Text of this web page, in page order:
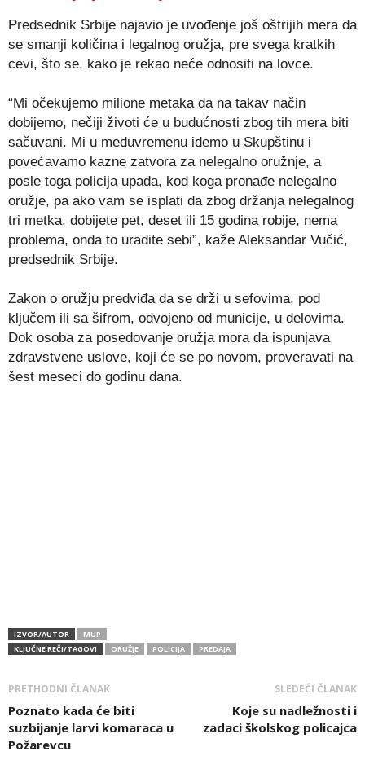
Predsednik Srbije najavio je uvođenje još oštrijih mera da
se smanji količina i legalnog oružja, pre svega kratkih
cevi, što se, kako je rekao neće odnositi na lovce.
“Mi očekujemo milione metaka da na takav način
dobijemo, nečiji životi će u budućnosti zbog tih mera biti
sačuvani. Mi u međuvremenu idemo u Skupštinu i
povećavamo kazne zatvora za nelegalno oružnje, a
posle toga policija upada, kod koga pronađe nelegalno
oružje, pa ako vam se isplati da zbog držanja nelegalnog
tri metka, dobijete pet, deset ili 15 godina robije, nema
problema, onda to uradite sebi”, kaže Aleksandar Vučić,
predsednik Srbije.
Zakon o oružju predviđa da se drži u sefovima, pod
ključem ili sa šifrom, odvojeno od municije, u delovima.
Dok osoba za posedovanje oružja mora da ispunjava
zdravstvene uslove, koji će se po novom, proveravati na
šest meseci do godinu dana.
IZVOR/AUTOR
MUP
KLJUČNE REČI/TAGOVI
ORUŽJE POLICIJA PREDAJA
PRETHODNI ČLANAK
Poznato kada će biti
suzbijanje larvi komaraca u
Požarevcu
SLEDEĆI ČLANAK
Koje su nadležnosti i
zadaci školskog policajca